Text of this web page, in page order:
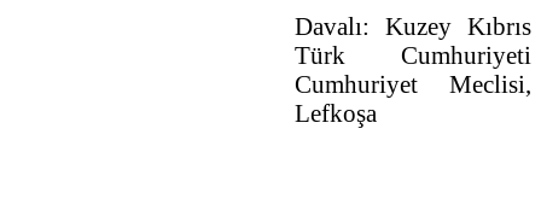
Davalı: Kuzey Kıbrıs
Türk Cumhuriyeti
Cumhuriyet Meclisi,
Lefkoşa